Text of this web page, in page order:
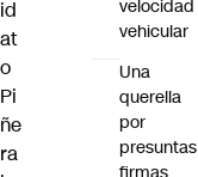
id
at
o
Pi
ñe
ra
velocidad
vehicular
Una
querella
por
presuntas
firmas